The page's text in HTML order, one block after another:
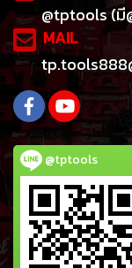
@tptools (มี
MAIL
@tptools